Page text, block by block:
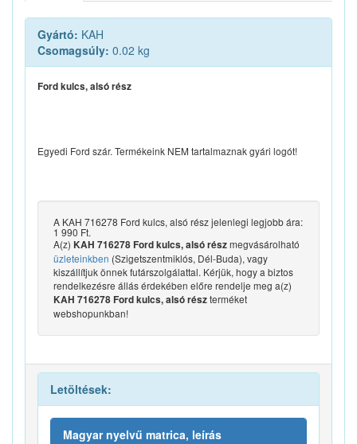
Gyártó: KAH
Csomagsúly: 0.02 kg
Ford kulcs, alsó rész
Egyedi Ford szár. Termékeink NEM tartalmaznak gyári logót!
A KAH 716278 Ford kulcs, alsó rész jelenlegi legjobb ára:
1 990 Ft.
A(z) KAH 716278 Ford kulcs, alsó részmegvásárolható
üzleteinkben (Szigetszentmiklós, Dél-Buda), vagy
kiszállítjuk önnek futárszolgálattal. Kérjük, hogy a biztos
rendelkezésre állás érdekében előre rendelje meg a(z)
KAH 716278 Ford kulcs, alsó részterméket
webshopunkban!
Letöltések:
Magyar nyelvű matrica, leírás